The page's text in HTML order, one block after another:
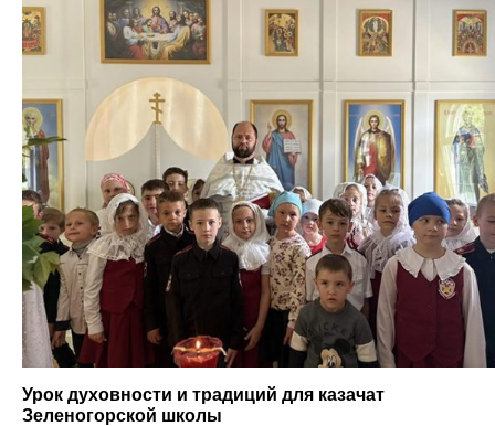
Урок духовности и традиций для казачат
Зеленогорской школы